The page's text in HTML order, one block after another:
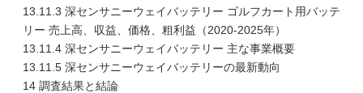
13.11.3 深センサニーウェイバッテリー ゴルフカート用バッテ
リー 売上高、収益、価格、粗利益（2020-2025年）
13.11.4 深センサニーウェイバッテリー 主な事業概要
13.11.5 深センサニーウェイバッテリーの最新動向
14 調査結果と結論